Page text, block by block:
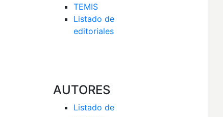
TEMIS
Listado de
editoriales
AUTORES
Listado de